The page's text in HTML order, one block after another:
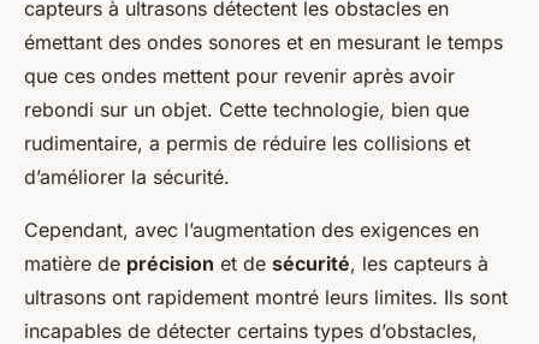
capteurs à ultrasons détectent les obstacles en
émettant des ondes sonores et en mesurant le temps
que ces ondes mettent pour revenir après avoir
rebondi sur un objet. Cette technologie, bien que
rudimentaire, a permis de réduire les collisions et
d’améliorer la sécurité.
Cependant, avec l’augmentation des exigences en
matière de précision et de sécurité, les capteurs à
ultrasons ont rapidement montré leurs limites. Ils sont
incapables de détecter certains types d’obstacles,